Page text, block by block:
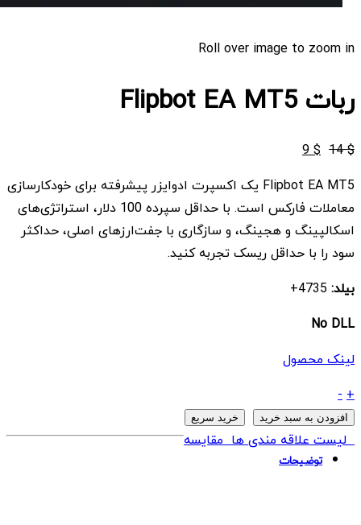
Roll over image to zoom in
ربات Flipbot EA MT5
$
14
قیمت
$ 14
بود.
$
9 قیمت
$ 9
است.
Flipbot EA MT5 یک اکسپرت ادوایزر پیشرفته برای خودکارسازی
معاملات فارکس است. با حداقل سپرده 100 دلار، استراتژی‌های
اسکالپینگ و هجینگ، و سازگاری با جفت‌ارزهای اصلی، حداکثر
سود را با حداقل ریسک تجربه کنید.
بیلد:
No DLL
لینک محصول
ربات
Flipbot
EA
MT5
+
-
افزودن به سبد خرید خرید سریع
لیست علاقه مندی هامقایسه
توضیحات